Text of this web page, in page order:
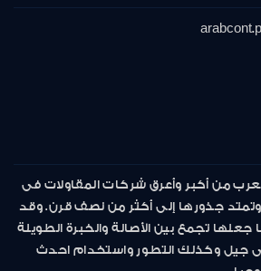
من أكبر وأعرق شركات المقاولات فى
وتمتد جذورها إلى أكثر من نصف قرن. وقد
تجمع بين الأصالة والخبرة الطويلة
جيل وكذلك التطور واستخدام احدث